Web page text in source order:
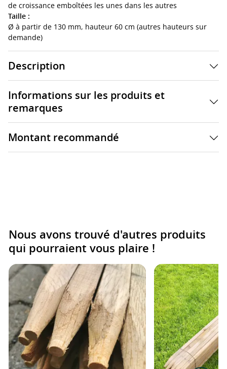
de croissance emboîtées les unes dans les autres
Taille :
Ø à partir de 130 mm, hauteur 60 cm (autres hauteurs sur
demande)
Description
Informations sur les produits et
remarques
Montant recommandé
Nous avons trouvé d'autres produits
qui pourraient vous plaire !